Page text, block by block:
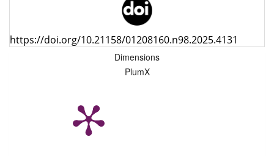
https://doi.org/10.21158/01208160.n98.2025.4131
Dimensions
PlumX